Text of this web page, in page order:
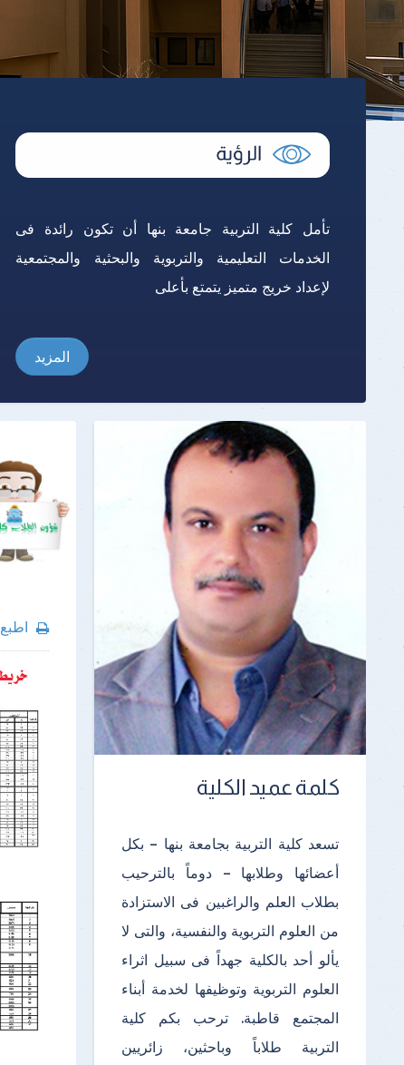
تأمل كلية التربية جامعة بنها أن تكون رائدة فى
الخدمات التعليمية والتربوية والبحثية والمجتمعية
لإعداد خريج متميز يتمتع بأعلى
المزيد
اطبع
كلمة عميد الكلية
تسعد كلية التربية بجامعة بنها – بكل
أعضائها وطلابها – دوماً بالترحيب
بطلاب العلم والراغبين فى الاستزادة
من العلوم التربوية والنفسية، والتى لا
يألو أحد بالكلية جهداً فى سبيل اثراء
العلوم التربوية وتوظيفها لخدمة أبناء
المجتمع قاطبة. ترحب بكم كلية
التربية طلاباً وباحثين، زائريين